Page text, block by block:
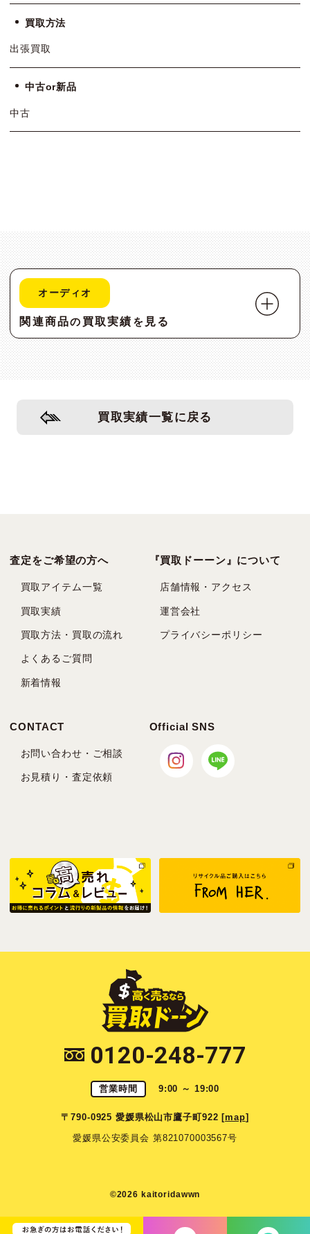
買取方法
出張買取
中古or新品
中古
オーディオ
関連商品の 買取実績 を 見る
買取実績一覧に戻る
査定をご希望の方へ
買取アイテム一覧
買取実績
買取方法・買取の流れ
よくあるご質問
新着情報
『買取ドーーン』について
店舗情報・アクセス
運営会社
プライバシーポリシー
CONTACT
お問い合わせ・ご相談
お見積り・査定依頼
Official SNS
0120-248-777
営業時間 9:00 ～ 19:00
〒790-0925 愛媛県松山市鷹子町922 [map]
愛媛県公安委員会 第821070003567号
©2026 kaitoridawwn